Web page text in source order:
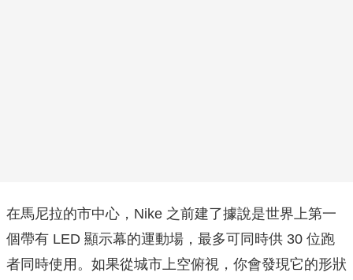
在馬尼拉的市中心，Nike 之前建了據說是世界上第一
個帶有 LED 顯示幕的運動場，最多可同時供 30 位跑
者同時使用。如果從城市上空俯視，你會發現它的形狀